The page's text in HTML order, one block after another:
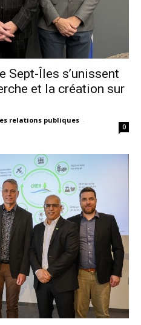
Sept-Îles s’unissent
et la création sur
relations publiques -
0